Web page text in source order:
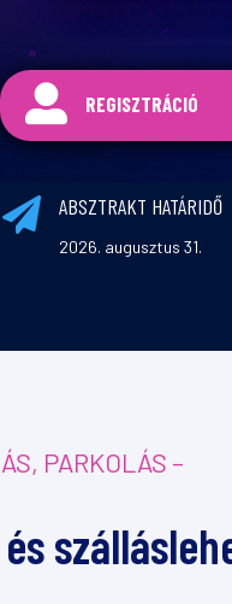
 REGISZTRÁCIÓ
 ABSZTRAKT HATÁRIDŐ
2026. augusztus 31.
PARKOLÁS –